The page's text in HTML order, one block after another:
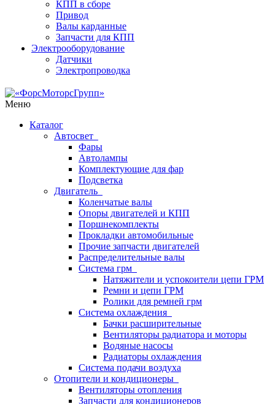
КПП в сборе
Привод
Валы карданные
Запчасти для КПП
Электрооборудование
Датчики
Электропроводка
Меню
Каталог
Автосвет
Фары
Автолампы
Комплектующие для фар
Подсветка
Двигатель
Коленчатые валы
Опоры двигателей и КПП
Поршнекомплекты
Прокладки автомобильные
Прочие запчасти двигателей
Распределительные валы
Система грм
Натяжители и успокоители цепи ГРМ
Ремни и цепи ГРМ
Ролики для ремней грм
Система охлаждения
Бачки расширительные
Вентиляторы радиатора и моторы
Водяные насосы
Радиаторы охлаждения
Система подачи воздуха
Отопители и кондиционеры
Вентиляторы отопления
Запчасти для кондиционеров